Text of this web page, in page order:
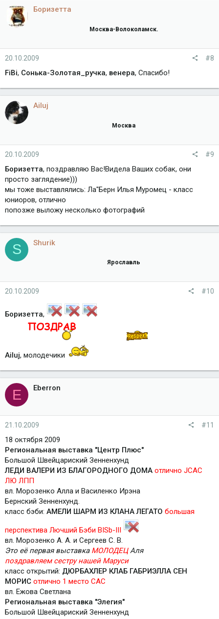
Боризетта
Москва-Волоколамск.
20.10.2009 #8
FiBi, Сонька-Золотая_ручка, венера, Спасибо!
Ailuj
Москва
20.10.2009 #9
Боризетта, поздравляю Вас!Видела Ваших собак, они
просто заглядение)))
мы тоже выставлялись: Ла"Берн Илья Муромец - класс
юниоров, отлично
попозже выложу несколько фотографий
S Shurik
Ярославль
20.10.2009 #10
Боризетта,
Ailuj, молодечики
E Eberron
21.10.2009 #11
18 октября 2009
Региональная выставка "Центр Плюс"
Большой Швейцариский Зенненхунд
ЛЕДИ ВАЛЕРИ ИЗ БЛАГОРОДНОГО ДОМА отлично JСАС
ЛЮ ЛПП
вл. Морозенко Алла и Василенко Ирэна
Бернский Зенненхунд.
класс бэби: АМЕЛИ ШАРМ ИЗ КЛАНА ЛЕГАТО большая
перспектива Лючший Бэби BISb-III
вл. Морозенко А. А. и Сергеев С. В.
Это её первая выставка МОЛОДЕЦАля
поздравляем сестру нашей Маруси
класс открытий: ДЮРБАХЛЕР КЛАБ ГАБРИЭЛЛА СЕН
МОРИС отлично 1 место САС
вл. Ежова Светлана
Региональная выставка "Элегия"
Большой Швейцариский Зенненхунд